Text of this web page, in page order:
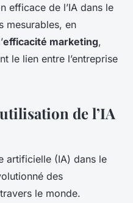
efficace de l’IA dans le
mesurables, en
efficacité marketing,
le lien entre l’entreprise
de l’IA
artificielle (IA) dans le
des
le monde.